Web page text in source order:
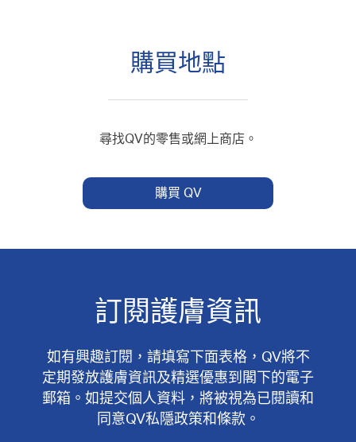
購買地點
尋找QV的零售或網上商店。
購買 QV
訂閱護膚資訊
如有興趣訂閱，請填寫下面表格，QV將不
定期發放護膚資訊及精選優惠到閣下的電子
郵箱。如提交個人資料，將被視為已閱讀和
同意QV私隱政策和條款。